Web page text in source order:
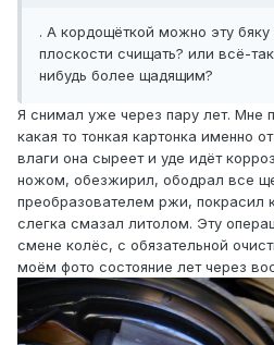
. А кордощёткой можно эту бяку
плоскости счищать? или всё-
нибудь более щадящим?
Я снимал уже через пару лет. Мне
какая то тонкая картонка именно
влаги она сыреет и уде идёт
ножом, обезжирил, ободрал все
преобразователем ржи, покрасил
слегка смазал литолом. Эту
смене колёс, с обязательной
моём фото состояние лет через